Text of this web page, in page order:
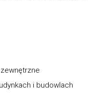
i budowlach